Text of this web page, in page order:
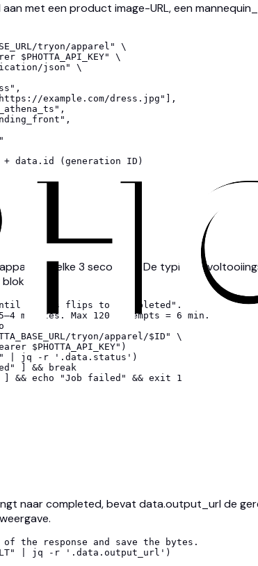
met een product image-URL, een
tryon/apparel" \
$PHOTTA_API_KEY" \
json" \
example.com/dress.jpg"],
+ data.id (generation ID)
:id elke 3 seconden. De typische
until status flips to "completed".
minutes. Max 120 attempts = 6 min.
tryon/apparel/$ID" \
$PHOTTA_API_KEY")
| jq -r '.data.status')
] && break
&& echo "Job failed" && exit 1
naar completed, bevat data.output_url de
the response and save the bytes.
| jq -r '.data.output_url')